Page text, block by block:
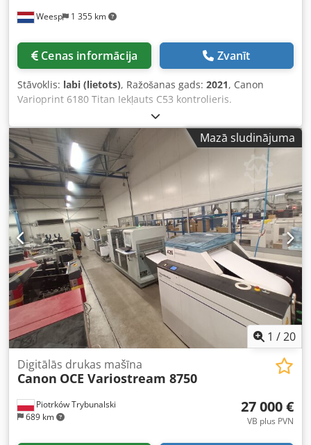
Weesp 1 355 km
Cenas informācija Zvanīt
Stāvoklis: labi (lietots), Ražošanas gads: 2021, Canon
Varioprint 6180 Titan Iekļauts C53 kontrolieris.
Chsdpfxjwutche Acgja Kopējais skaits: 17 miljoni. Pieejams
uzreiz. Visa minētā iekārta nav paredzēta pārdošanai /
tālākpārdošanai Krievijā vai jebkurā citā valstī, uz kuru
attiecas ES embargo.
Mazā sludinājuma
1 /20
Piotrków Trybunalski
689 km
Digitālās drukas mašīna
Canon OCE Variostream 8750
27 000 €
VB plus PVN